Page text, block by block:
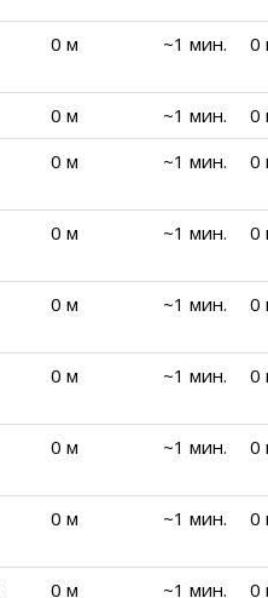
0 м ~1 мин. 0
0 м ~1 мин.
0
0 м ~1 мин. 0
0 м ~1 мин. 0
0 м ~1 мин. 0
0 м ~1 мин. 0
0 м ~1 мин. 0
0 м ~1 мин. 0
0 м ~1 мин.
0